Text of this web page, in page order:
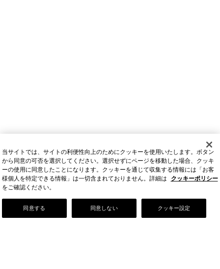
Our Story
当サイトでは、サイトの利便性向上のためにクッキーを使用いたします。ボタン
から同意の可否を選択してください。選択せずにページを移動した場合、クッキ
ーの使用に同意したことになります。クッキーを通じて収集する情報には「お客
様個人を特定できる情報」は一切含まれておりません。詳細は
クッキーポリシー
をご確認ください。
クッキー設定
同意しない
同意する